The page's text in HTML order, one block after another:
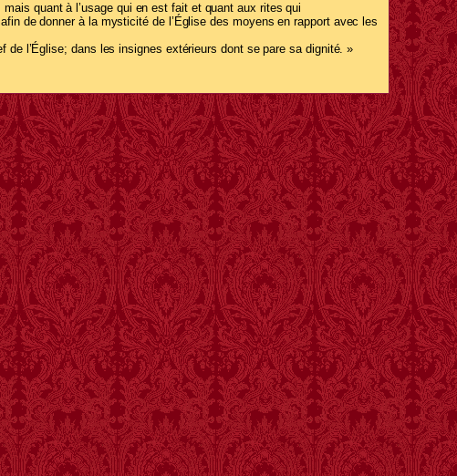
quant à l’usage qui en est fait et quant aux rites qui
de donner à la mysticité de l’Église des moyens en rapport avec les
l’Église; dans les insignes extérieurs dont se pare sa dignité. »